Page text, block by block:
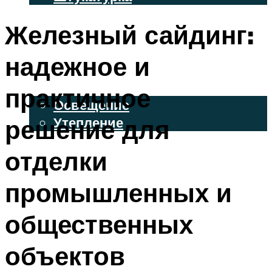
ВЕНТИЛИРУЕМЫЕ ФАСАДЫ
ОСВЕЩЕНИЕ И УТЕПЛЕНИЕ
Освещение
Утепление
МЕНЮ
Железный сайдинг:
надежное и
практичное
решение для
отделки
промышленных и
общественных
объектов